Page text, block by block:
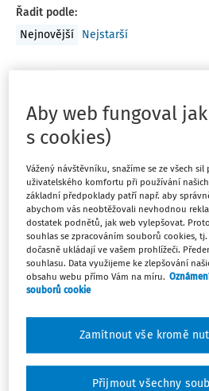
Řadit podle:
Nejnovější
Nejstarší
Zdravý životní styl a heroický
„nezdravému“ je „cool“ a do
RNDr. Jitka Krmíčková
Vydáno:17. 8. 2020
ČLÁNKY
Vzpomínky slovem i
Vzpomínky slovem i obrazem
k 50. výročí systému školního
příležitosti oslav 50. výročí
byl vydán Almanach ke
Aby web fungoval
s cookies)
Vážený návštěvníku, snažíme se ze všech
uživatelského komfortu při používání
základní předpoklady patří např. aby
abychom vás neobtěžovali nevhodnou
dostatek podnětů, jak web vylepšovat.
souhlas se zpracováním souborů cookies,
dočasně ukládají ve vašem prohlížeči.
souhlasu. Data využijeme ke zlepšování
obsahu webu přímo Vám na míru.
souborů cookie
Zamítnout vše kromě
Přijmout všechny